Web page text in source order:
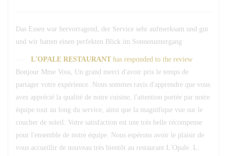
Das Essen war hervorragend, der Service sehr aufmerksam und gut
und wir hatten einen perfekten Blick im Sonnenuntergang
L'OPALE RESTAURANT has responded to the review
Bonjour Mme Voss, Un grand merci d'avoir pris le temps de
partager votre expérience. Nous sommes ravis d'apprendre que vous
avez apprécié la qualité de notre cuisine, l'attention portée par notre
équipe tout au long du service, ainsi que la magnifique vue sur le
coucher de soleil. Votre satisfaction est une très belle récompense
pour l'ensemble de notre équipe. Nous espérons avoir le plaisir de
vous accueillir de nouveau très bientôt au restaurant L'Opale. L.